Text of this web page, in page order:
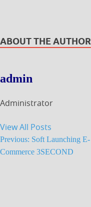
ABOUT THE AUTHOR
admin
Administrator
View All Posts
Previous: Soft Launching E-
Commerce 3SECOND